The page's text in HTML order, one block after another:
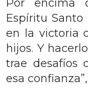
Por encima
Espíritu
en la victoria
hijos. Y
trae desafíos
esa